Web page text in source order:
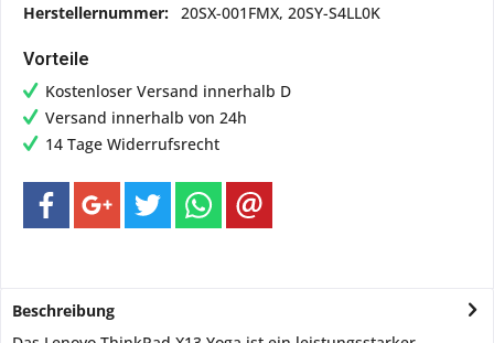
Herstellernummer:
20SX-001FMX, 20SY-S4LL0K
Vorteile
Kostenloser Versand innerhalb D
Versand innerhalb von 24h
14 Tage Widerrufsrecht
Beschreibung